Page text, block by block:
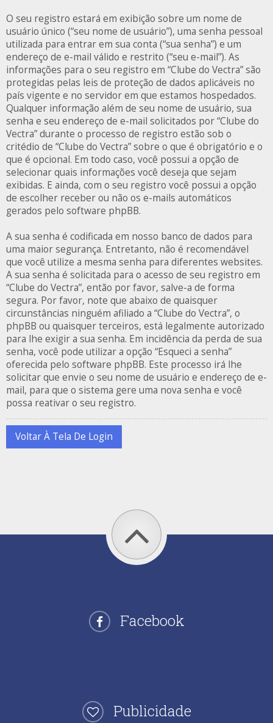
O seu registro estará em exibição sobre um nome de
usuário único (“seu nome de usuário”), uma senha pessoal
utilizada para entrar em sua conta (“sua senha”) e um
endereço de e-mail válido e restrito (“seu e-mail”). As
informações para o seu registro em “Clube do Vectra” são
protegidas pelas leis de proteção de dados aplicáveis no
país vigente e no servidor em que estamos hospedados.
Qualquer informação além de seu nome de usuário, sua
senha e seu endereço de e-mail solicitados por “Clube do
Vectra” durante o processo de registro estão sob o
critédio de “Clube do Vectra” sobre o que é obrigatório e o
que é opcional. Em todo caso, você possui a opção de
selecionar quais informações você deseja que sejam
exibidas. E ainda, com o seu registro você possui a opção
de escolher receber ou não os e-mails automáticos
gerados pelo software phpBB.
A sua senha é codificada em nosso banco de dados para
uma maior segurança. Entretanto, não é recomendável
que você utilize a mesma senha para diferentes websites.
A sua senha é solicitada para o acesso de seu registro em
“Clube do Vectra”, então por favor, salve-a de forma
segura. Por favor, note que abaixo de quaisquer
circunstâncias ninguém afiliado a “Clube do Vectra”, o
phpBB ou quaisquer terceiros, está legalmente autorizado
para lhe exigir a sua senha. Em incidência da perda de sua
senha, você pode utilizar a opção “Esqueci a senha”
oferecida pelo software phpBB. Este processo irá lhe
solicitar que envie o seu nome de usuário e endereço de e-
mail, para que o sistema gere uma nova senha e você
possa reativar o seu registro.
Voltar À Tela De Login
Facebook
Publicidade